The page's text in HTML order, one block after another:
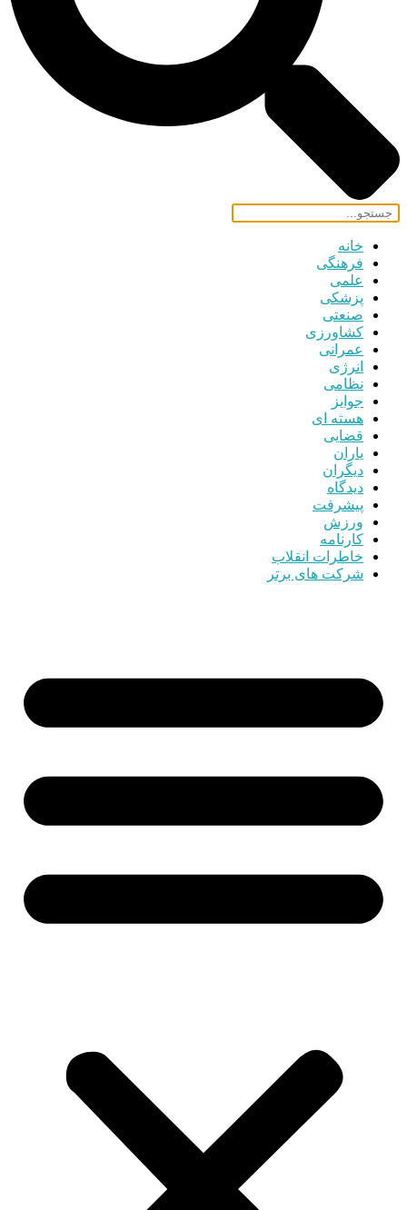
خانه
فرهنگی
علمی
پزشکی
صنعتی
کشاورزی
عمرانی
انرژی
نظامی
جوایز
هسته ای
قضایی
یاران
دیگران
دیدگاه
پیشرفت
ورزش
کارنامه
خاطرات انقلاب
شرکت های برتر